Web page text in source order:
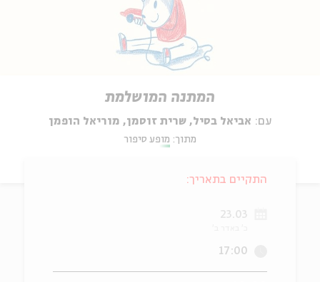
המתנה המושלמת
עם: אביאל בסיל, שרית זוסמן, מוריאל הופמן
מתוך: מופע סיפור
התקיים בתאריך:
23.03
17:00